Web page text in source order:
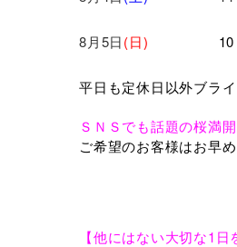
8月5日(日)
平日も定休日以外ブラ
ＳＮＳでも話題の桜満
ご希望のお客様はお早
【他にはない大切な1